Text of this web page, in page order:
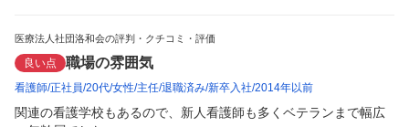
医療法人社団洛和会の評判・クチコミ・評価
良い点 職場の雰囲気
看護師 正社員 20代 女性 主任 退職済み 新卒入社 2014年以前
関連の看護学校もあるので、新人看護師も多くベテランまで幅広